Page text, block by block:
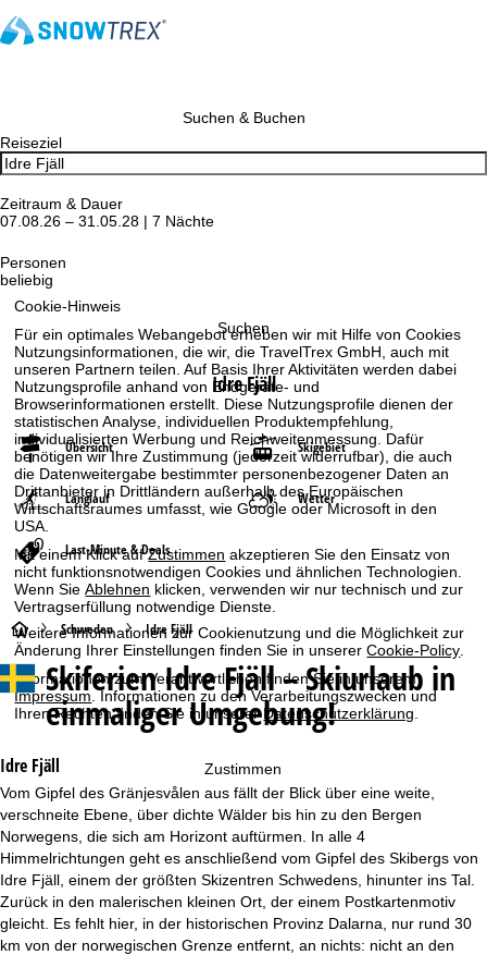
Cookie-Hinweis
Für ein optimales Webangebot erheben wir mit Hilfe von Cookies
Nutzungsinformationen, die wir, die TravelTrex GmbH, auch mit
unseren Partnern teilen. Auf Basis Ihrer Aktivitäten werden dabei
Nutzungsprofile anhand von Endgeräte- und
Browserinformationen erstellt. Diese Nutzungsprofile dienen der
statistischen Analyse, individuellen Produktempfehlung,
individualisierten Werbung und Reichweitenmessung. Dafür
benötigen wir Ihre Zustimmung (jederzeit widerrufbar), die auch
die Datenweitergabe bestimmter personenbezogener Daten an
Drittanbieter in Drittländern außerhalb des Europäischen
Wirtschaftsraumes umfasst, wie Google oder Microsoft in den
USA.
Mit einem Klick aufZustimmen akzeptieren Sie den Einsatz von
nicht funktionsnotwendigen Cookies und ähnlichen Technologien.
Wenn SieAblehnen klicken, verwenden wir nur technisch und zur
Vertragserfüllung notwendige Dienste.
Weitere Informationen zur Cookienutzung und die Möglichkeit zur
Änderung Ihrer Einstellungen finden Sie in unsererCookie-Policy
Informationen zum Verantwortlichen finden Sie in unserem
Impressum . Informationen zu den Verarbeitungszwecken und
Ihren Rechten finden Sie in unsererDatenschutzerklärung
Zustimmen
Suchen & Buchen
Reiseziel
Zeitraum & Dauer
07.08.26 – 31.05.28 | 7 Nächte
Personen
beliebig
Suchen
Idre Fjäll
Übersicht Skigebiet
Langlauf Wetter
Last-Minute & Deals
S
t
a
r
t
e
i
Schweden Idre Fjäll
SkiferienIdre Fjäll – Skiurlaub in
einmaliger Umgebung!
Idre Fjäll
Vom Gipfel des Gränjesvålen aus fällt der Blick über eine weite,
verschneite Ebene, über dichte Wälder bis hin zu den Bergen
Norwegens, die sich am Horizont auftürmen. In alle 4
Himmelrichtungen geht es anschließend vom Gipfel des Skibergs von
Idre Fjäll, einem der größten Skizentren Schwedens, hinunter ins Tal.
Zurück in den malerischen kleinen Ort, der einem Postkartenmotiv
gleicht. Es fehlt hier, in der historischen Provinz Dalarna, nur rund 30
km von der norwegischen Grenze entfernt, an nichts: nicht an den